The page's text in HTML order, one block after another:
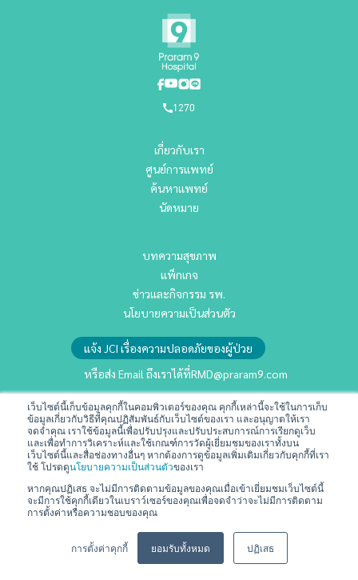
เว็บไซต์นี้เก็บข้อมูลคุกกี้ในคอมพิวเตอร์ของคุณ คุกกี้เหล่านี้จะใช้ในการเก็บ
ข้อมูลเกี่ยวกับวิธีที่คุณปฏิสัมพันธ์กับเว็บไซต์ของเรา และอนุญาตให้เรา
จดจำคุณ เราใช้ข้อมูลนี้เพื่อปรับปรุงและปรับประสบการณ์การเรียกดูเว็บ
และเพื่อทำการวิเคราะห์และใช้เกณฑ์การวัดผู้เยี่ยมชมของเราทั้งบน
เว็บไซต์นี้และสื่อช่องทางอื่นๆ หากต้องการดูข้อมูลเพิ่มเติมเกี่ยวกับคุกกี้ที่เรา
ใช้ โปรดดูนโยบายความเป็นส่วนตัวของเรา
หากคุณปฏิเสธ จะไม่มีการติดตามข้อมูลของคุณเมื่อเข้าเยี่ยมชมเว็บไซต์นี้
จะมีการใช้คุกกี้เดียวในเบราว์เซอร์ของคุณเพื่อจดจำว่าจะไม่มีการติดตาม
การตั้งค่าหรือความชอบของคุณ
การตั้งค่าคุกกี้ ยอมรับทั้งหมด ปฏิเสธ
1270
เกี่ยวกับเรา
ศูนย์การแพทย์
ค้นหาแพทย์
นัดหมาย
บทความสุขภาพ
แพ็กเกจ
ข่าวและกิจกรรม รพ.
นโยบายความเป็นส่วนตัว
แจ้ง JCI เรื่องความปลอดภัยของผู้ป่วย
หรือส่ง Email ถึงเราได้ที่RMD@praram9.com
นักลงทุนสัมพันธ์
การพัฒนาอย่างยั่งยืน
ร่วมงานกับเรา
ติดต่อเรา
ข้อกำหนดและเงื่อนไข
Copyright © 2024 All Rights Reserved | Praram 9 Hospital
สอบถามข้อมูลหรือบริการได้เลยครับ